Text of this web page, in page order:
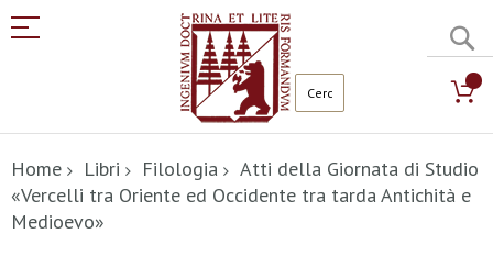
al
contenuto
Home Libri Filologia
Atti della Giornata di Studio
«Vercelli tra Oriente ed Occidente tra tarda Antichità e
Medioevo»